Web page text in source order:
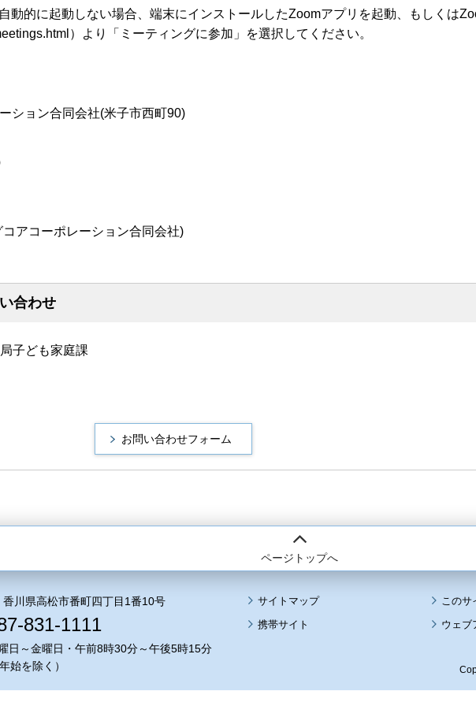
動的に起動しない場合、端末にインストールしたZoomアプリを起動、もしくは
）より「ミーティングに参加」を選択してください。
ション合同会社(米子市西町90)
アコーポレーション合同会社)
合わせ
子ども家庭課
ページトップへ
川県高松市番町四丁目1番10号
831-1111
日～金曜日・午前8時30分～午後5時15分
始を除く）
サイトマップ
このサ
携帯サイト
ウェブ